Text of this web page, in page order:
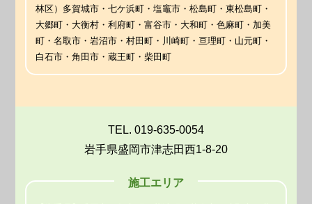
林区）多賀城市・七ケ浜町・塩竈市・松島町・東松島町・
大郷町・大衡村・利府町・富谷市・大和町・色麻町・加美
町・名取市・岩沼市・村田町・川崎町・亘理町・山元町・
白石市・角田市・蔵王町・柴田町
TEL. 019-635-0054
岩手県盛岡市津志田西1-8-20
施工エリア